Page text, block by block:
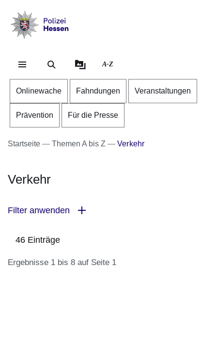
Hessen
A-Z
Onlinewache Fahndungen Veranstaltungen
Prävention Für die Presse
Startseite Themen A bis Z Verkehr
Verkehr
Filter anwenden
46 Einträge
Ergebnisse 1 bis 8 auf Seite 1